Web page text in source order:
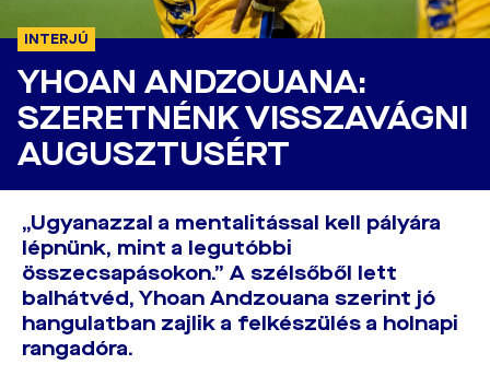
INTERJÚ
YHOAN ANDZOUANA:
SZERETNÉNK VISSZAVÁGNI
AUGUSZTUSÉRT
„Ugyanazzal a mentalitással kell pályára
lépnünk, mint a legutóbbi
összecsapásokon.” A szélsőből lett
balhátvéd, Yhoan Andzouana szerint jó
hangulatban zajlik a felkészülés a holnapi
rangadóra.